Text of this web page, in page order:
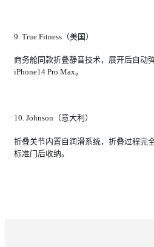
9. True Fitness（美国）
商务舱同款折叠静音技术，展开后自动
iPhone14 Pro Max。
10. Johnson（意大利）
折叠关节内置自润滑系统，折叠过程完
标准门后收纳。